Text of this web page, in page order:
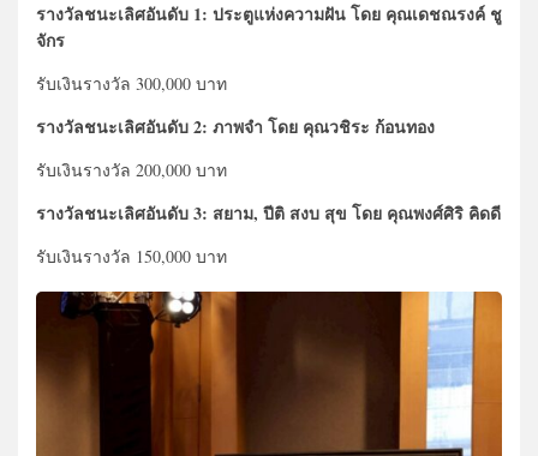
รางวัลชนะเลิศอันดับ 1: ประตูแห่งความฝัน โดย คุณเดชณรงค์ ชู
จักร
รับเงินรางวัล 300,000 บาท
รางวัลชนะเลิศอันดับ 2: ภาพจำ โดย คุณวชิระ ก้อนทอง
รับเงินรางวัล 200,000 บาท
รางวัลชนะเลิศอันดับ 3: สยาม, ปีติ สงบ สุข โดย คุณพงศ์ศิริ คิดดี
รับเงินรางวัล 150,000 บาท